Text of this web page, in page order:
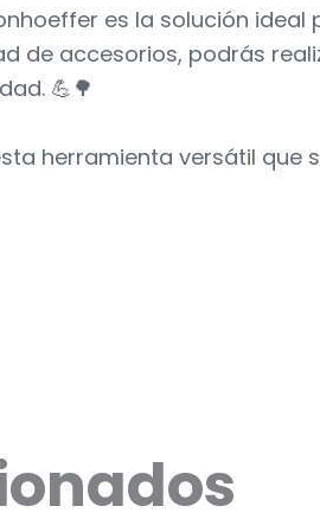
es la solución
de accesorios, podrás
💪🌳
herramienta versátil